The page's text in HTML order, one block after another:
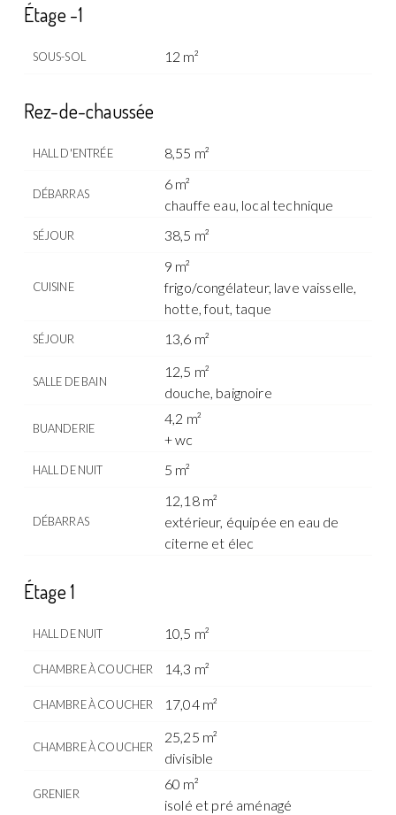
Étage -1
SOUS-SOL 12 m²
Rez-de-chaussée
HALL D'ENTRÉE 8,55 m²
DÉBARRAS
6 m²
chauffe eau, local technique
SÉJOUR 38,5 m²
CUISINE
9 m²
frigo/congélateur, lave vaisselle,
hotte, fout, taque
SÉJOUR 13,6 m²
SALLE DE BAIN
12,5 m²
douche, baignoire
BUANDERIE
4,2 m²
+ wc
HALL DE NUIT 5 m²
DÉBARRAS
12,18 m²
extérieur, équipée en eau de
citerne et élec
Étage 1
HALL DE NUIT 10,5 m²
CHAMBRE À COUCHER 14,3 m²
CHAMBRE À COUCHER 17,04 m²
CHAMBRE À COUCHER
25,25 m²
divisible
GRENIER
60 m²
isolé et pré aménagé